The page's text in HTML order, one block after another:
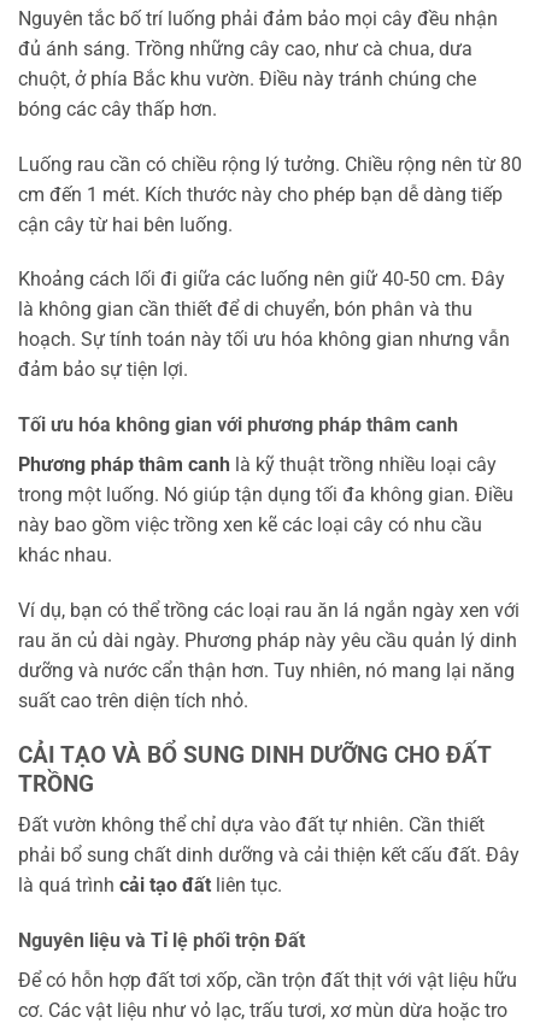
Nguyên tắc bố trí luống phải đảm bảo mọi cây đều nhận
đủ ánh sáng. Trồng những cây cao, như cà chua, dưa
chuột, ở phía Bắc khu vườn. Điều này tránh chúng che
bóng các cây thấp hơn.
Luống rau cần có chiều rộng lý tưởng. Chiều rộng nên từ 80
cm đến 1 mét. Kích thước này cho phép bạn dễ dàng tiếp
cận cây từ hai bên luống.
Khoảng cách lối đi giữa các luống nên giữ 40-50 cm. Đây
là không gian cần thiết để di chuyển, bón phân và thu
hoạch. Sự tính toán này tối ưu hóa không gian nhưng vẫn
đảm bảo sự tiện lợi.
Tối ưu hóa không gian với phương pháp thâm canh
Phương pháp thâm canh là kỹ thuật trồng nhiều loại cây
trong một luống. Nó giúp tận dụng tối đa không gian. Điều
này bao gồm việc trồng xen kẽ các loại cây có nhu cầu
khác nhau.
Ví dụ, bạn có thể trồng các loại rau ăn lá ngắn ngày xen với
rau ăn củ dài ngày. Phương pháp này yêu cầu quản lý dinh
dưỡng và nước cẩn thận hơn. Tuy nhiên, nó mang lại năng
suất cao trên diện tích nhỏ.
CẢI TẠO VÀ BỔ SUNG DINH DƯỠNG CHO ĐẤT
TRỒNG
Đất vườn không thể chỉ dựa vào đất tự nhiên. Cần thiết
phải bổ sung chất dinh dưỡng và cải thiện kết cấu đất. Đây
là quá trình cải tạo đất liên tục.
Nguyên liệu và Tỉ lệ phối trộn Đất
Để có hỗn hợp đất tơi xốp, cần trộn đất thịt với vật liệu hữu
cơ. Các vật liệu như vỏ lạc, trấu tươi, xơ mùn dừa hoặc tro